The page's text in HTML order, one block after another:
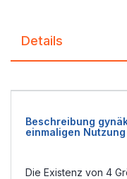
Details
Beschreibung
einmaligen Nutzung
Die Existenz von 4